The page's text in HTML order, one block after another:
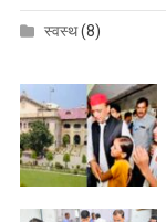
स्वस्थ(8)